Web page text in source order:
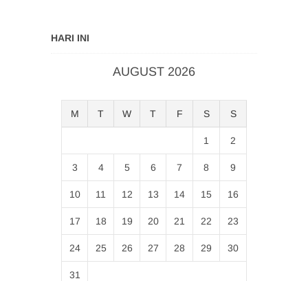
HARI INI
AUGUST 2026
M T W T F S S
1 2
3 4 5 6 7 8 9
10 11 12 13 14 15 16
17 18 19 20 21 22 23
24 25 26 27 28 29 30
31